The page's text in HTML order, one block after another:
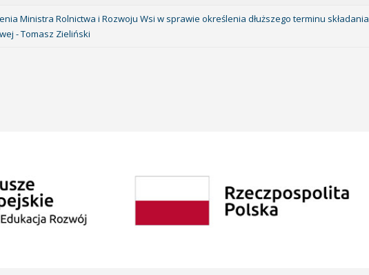
Ministra Rolnictwa i Rozwoju Wsi w sprawie określenia dłuższego terminu
- Tomasz Zieliński